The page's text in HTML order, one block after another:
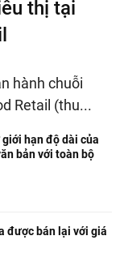
thị tại
hành chuỗi
Retail (thu...
hạn độ dài của
bản với toàn bộ
được bán lại với giá